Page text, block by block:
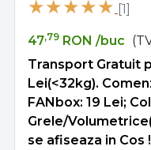
[1]
47,79 RON /buc
Transport Gratuit
Lei(<32kg).
FANbox: 19 Lei;
Grele/
se afiseaza in Cos !